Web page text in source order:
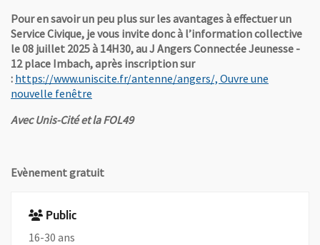
Pour en savoir un peu plus sur les avantages à effectuer un
Service Civique, je vous invite donc à l’information collective
le 08 juillet 2025 à 14H30, au J Angers Connectée Jeunesse -
12 place Imbach, après inscription sur
: https://www.uniscite.fr/antenne/angers/, Ouvre une
nouvelle fenêtre
Avec Unis-Cité et la FOL49
Evènement gratuit
Public
16-30 ans